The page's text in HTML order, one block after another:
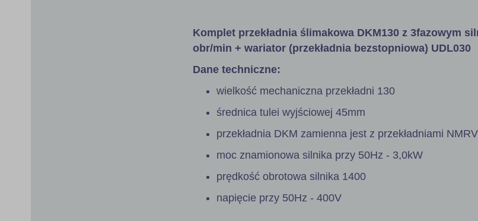
Komplet przekładnia ślimakowa DKM130 z 3fazowym
obr/min + wariator (przekładnia bezstopniowa) UDL030
Dane techniczne:
wielkość mechaniczna przekładni 130
średnica tulei wyjściowej 45mm
przekładnia DKM zamienna jest z przekładniami
moc znamionowa silnika przy 50Hz - 3,0kW
prędkość obrotowa silnika 1400
napięcie przy 50Hz - 400V